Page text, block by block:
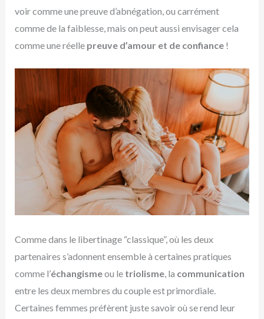
voir comme une preuve d’abnégation, ou carrément
comme de la faiblesse, mais on peut aussi envisager cela
comme une réelle preuve d’amour et de confiance!
Comme dans le libertinage “classique”, où les deux
partenaires s’adonnent ensemble à certaines pratiques
comme l’échangismeou le triolisme, la communication
entre les deux membres du couple est primordiale.
Certaines femmes préfèrent juste savoir où se rend leur